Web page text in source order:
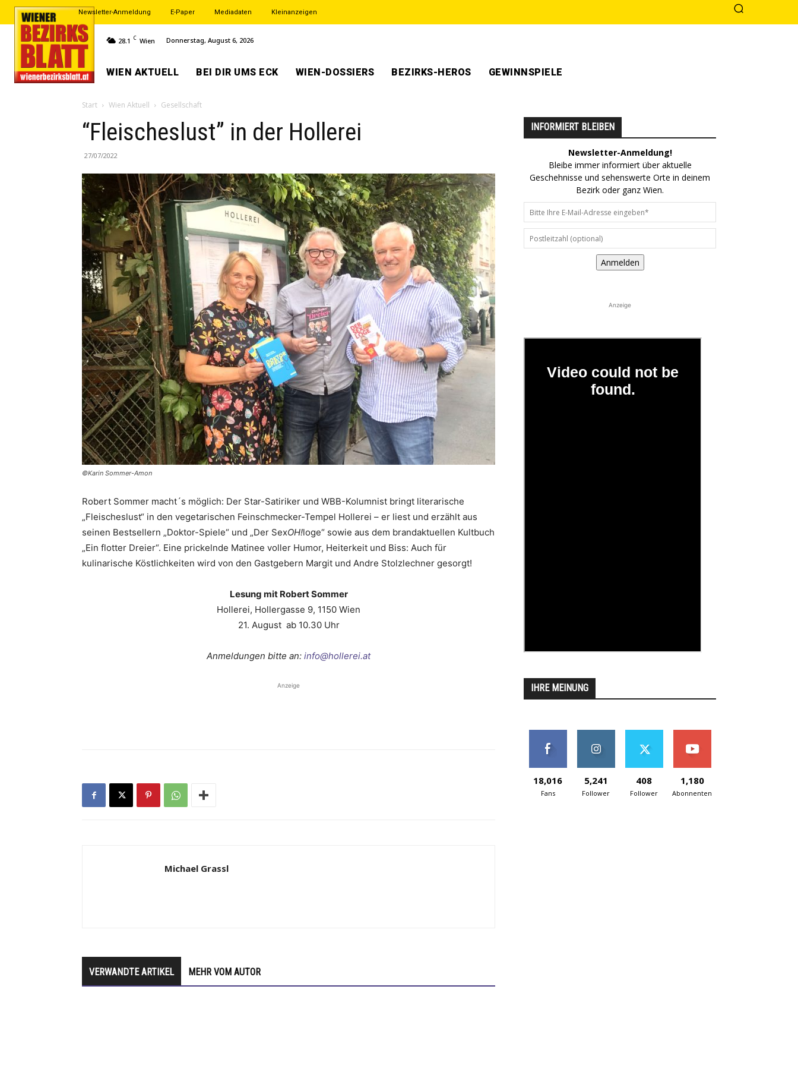
Newsletter-Anmeldung E-Paper Mediadaten Kleinanzeigen
28.1 C Wien Donnerstag, August 6, 2026
WIEN AKTUELL BEI DIR UMS ECK WIEN-DOSSIERS BEZIRKS-HEROS GEWINNSPIELE
Start Wien Aktuell Gesellschaft
“Fleischeslust” in der Hollerei
27/07/2022
©Karin Sommer-Amon
Robert Sommer macht´s möglich: Der Star-Satiriker und WBB-Kolumnist bringt literarische
„Fleischeslust“ in den vegetarischen Feinschmecker-Tempel Hollerei – er liest und erzählt aus
seinen Bestsellern „Doktor-Spiele“ und „Der SexOH!loge“ sowie aus dem brandaktuellen Kultbuch
„Ein flotter Dreier“. Eine prickelnde Matinee voller Humor, Heiterkeit und Biss: Auch für
kulinarische Köstlichkeiten wird von den Gastgebern Margit und Andre Stolzlechner gesorgt!
Lesung mit Robert Sommer
Hollerei, Hollergasse 9, 1150 Wien
21. August ab 10.30 Uhr
Anmeldungen bitte an: info@hollerei.at
Anzeige
Michael Grassl
VERWANDTE ARTIKEL MEHR VOM AUTOR
INFORMIERT BLEIBEN
Newsletter-Anmeldung!
Bleibe immer informiert über aktuelle
Geschehnisse und sehenswerte Orte in deinem
Bezirk oder ganz Wien.
Anmelden
Anzeige
IHRE MEINUNG
18,016
Fans
5,241
Follower
408
Follower
1,180
Abonnenten